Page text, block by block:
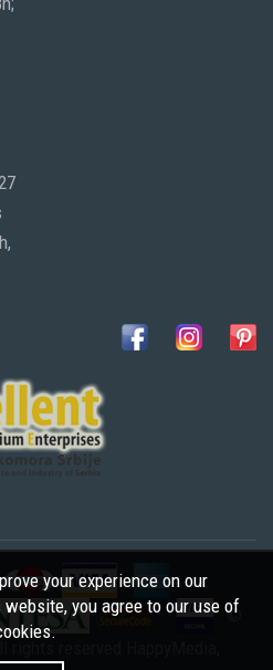
©
your experience on our
you agree to our use of